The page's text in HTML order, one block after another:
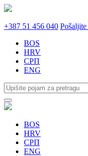
+387 51 456 040 Pošaljite
BOS
HRV
СРП
ENG
BOS
HRV
СРП
ENG